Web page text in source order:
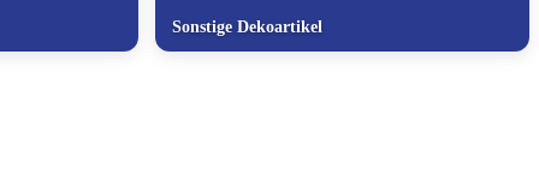
Sonstige Dekoartikel